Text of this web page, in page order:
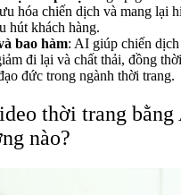
hóa chiến dịch và mang lại
hút khách hàng.
bao hàm: AI giúp chiến dịch
đi lại và chất thải, đồng
đức trong ngành thời trang.
thời trang bằng
nào?